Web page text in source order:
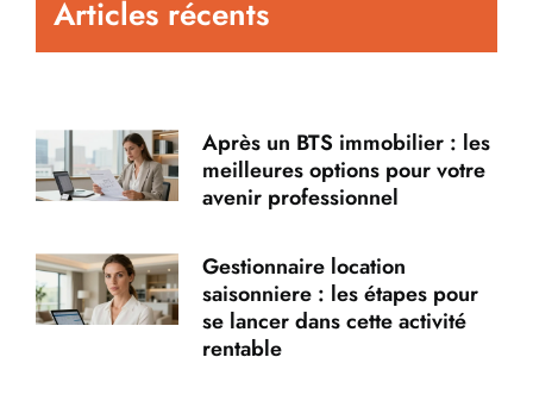
Articles récents
Après un BTS immobilier : les
meilleures options pour votre
avenir professionnel
Gestionnaire location
saisonniere : les étapes pour
se lancer dans cette activité
rentable